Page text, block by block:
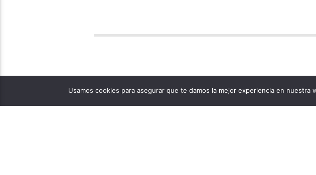
Usamos cookies para asegurar que te damos la mejor experiencia en